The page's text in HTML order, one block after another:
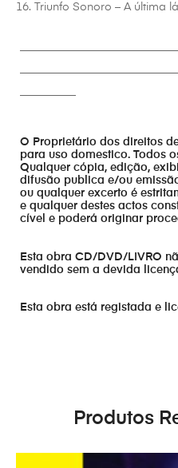
Triunfo Sonoro – A última
O Proprietário dos direitos
para uso domestico. Todos
Qualquer cópia, edição,
difusão publica e/ou
ou qualquer excerto é
e qualquer destes actos
cível e poderá originar
Esta obra CD/DVD/LIVRO
vendido sem a devida
Esta obra está registada e
Produtos